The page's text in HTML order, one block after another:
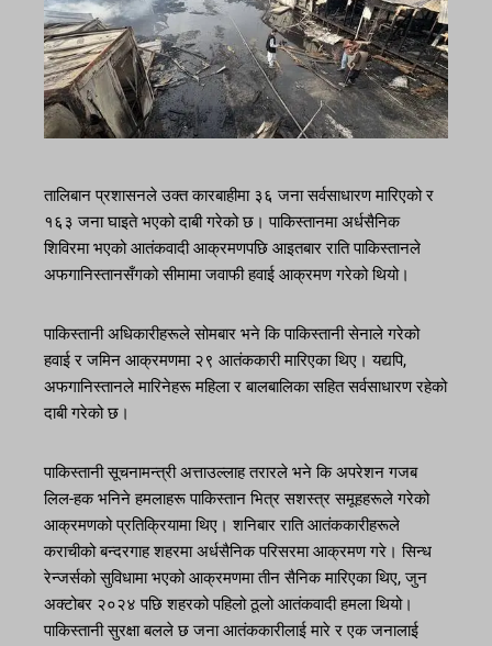
तालिबान प्रशासनले उक्त कारबाहीमा ३६ जना सर्वसाधारण मारिएको र
१६३ जना घाइते भएको दाबी गरेको छ। पाकिस्तानमा अर्धसैनिक
शिविरमा भएको आतंकवादी आक्रमणपछि आइतबार राति पाकिस्तानले
अफगानिस्तानसँगको सीमामा जवाफी हवाई आक्रमण गरेको थियो।
पाकिस्तानी अधिकारीहरूले सोमबार भने कि पाकिस्तानी सेनाले गरेको
हवाई र जमिन आक्रमणमा २९ आतंककारी मारिएका थिए। यद्यपि,
अफगानिस्तानले मारिनेहरू महिला र बालबालिका सहित सर्वसाधारण रहेको
दाबी गरेको छ।
पाकिस्तानी सूचनामन्त्री अत्ताउल्लाह तरारले भने कि अपरेशन गजब
लिल-हक भनिने हमलाहरू पाकिस्तान भित्र सशस्त्र समूहहरूले गरेको
आक्रमणको प्रतिक्रियामा थिए। शनिबार राति आतंककारीहरूले
कराचीको बन्दरगाह शहरमा अर्धसैनिक परिसरमा आक्रमण गरे। सिन्ध
रेन्जर्सको सुविधामा भएको आक्रमणमा तीन सैनिक मारिएका थिए, जुन
अक्टोबर २०२४ पछि शहरको पहिलो ठूलो आतंकवादी हमला थियो।
पाकिस्तानी सुरक्षा बलले छ जना आतंककारीलाई मारे र एक जनालाई